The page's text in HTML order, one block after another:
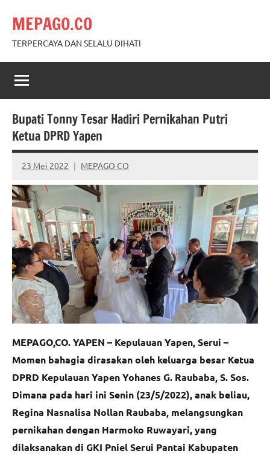
content
MEPAGO.CO
TERPERCAYA DAN SELALU DIHATI
Bupati Tonny Tesar Hadiri Pernikahan Putri
Ketua DPRD Yapen
23 Mei 2022 MEPAGO CO
No
comments
MEPAGO,CO. YAPEN – Kepulauan Yapen, Serui –
Momen bahagia dirasakan oleh keluarga besar Ketua
DPRD Kepulauan Yapen Yohanes G. Raubaba, S. Sos.
Dimana pada hari ini Senin (23/5/2022), anak beliau,
Regina Nasnalisa Nollan Raubaba, melangsungkan
pernikahan dengan Harmoko Ruwayari, yang
dilaksanakan di GKI Pniel Serui Pantai Kabupaten